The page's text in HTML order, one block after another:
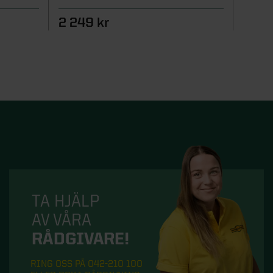
2 249 kr
TA HJÄLP
AV VÅRA
RÅDGIVARE!
RING OSS PÅ 042-210 100